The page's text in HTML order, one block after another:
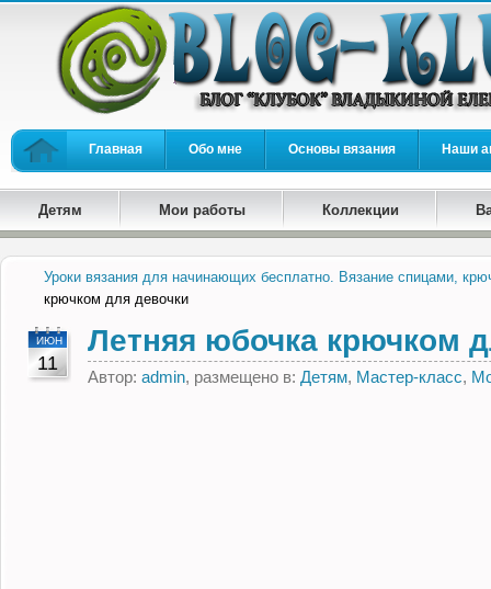
Главная Обо мне Основы вязания Наши
Детям Мои работы Коллекции
Уроки вязания для начинающих бесплатно. Вязание спицами,
крючком для девочки
ИЮН
11
Летняя юбочка крючком
Автор: admin, размещено в: Детям, Мастер-класс,